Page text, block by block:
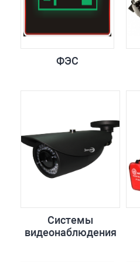
ФЭС
Системы
видеонаблюдения